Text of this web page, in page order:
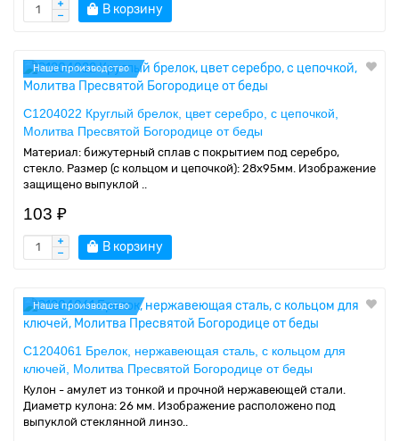
В корзину
Наше производство
C1204022 Круглый брелок, цвет серебро, с цепочкой,
Молитва Пресвятой Богородице от беды
Материал: бижутерный сплав с покрытием под серебро,
стекло. Размер (с кольцом и цепочкой): 28х95мм. Изображение
защищено выпуклой ..
103 ₽
В корзину
Наше производство
C1204061 Брелок, нержавеющая сталь, с кольцом для
ключей, Молитва Пресвятой Богородице от беды
Кулон - амулет из тонкой и прочной нержавеющей стали.
Диаметр кулона: 26 мм. Изображение расположено под
выпуклой стеклянной линзо..